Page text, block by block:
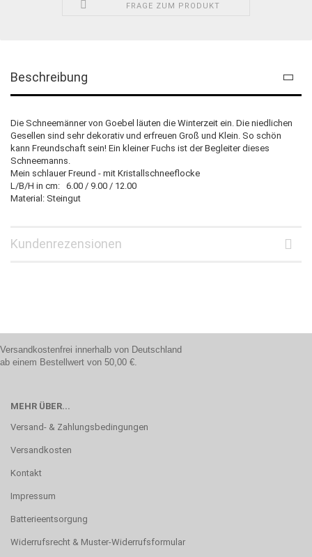
FRAGE ZUM PRODUKT
Beschreibung
Die Schneemänner von Goebel läuten die Winterzeit ein. Die niedlichen
Gesellen sind sehr dekorativ und erfreuen Groß und Klein. So schön
kann Freundschaft sein! Ein kleiner Fuchs ist der Begleiter dieses
Schneemanns.
Mein schlauer Freund - mit Kristallschneeflocke
L/B/H in cm: 6.00 / 9.00 / 12.00
Material: Steingut
Kundenrezensionen
Versandkostenfrei innerhalb von Deutschland
ab einem Bestellwert von 50,00 €.
MEHR ÜBER...
Versand- & Zahlungsbedingungen
Versandkosten
Kontakt
Impressum
Batterieentsorgung
Widerrufsrecht & Muster-Widerrufsformular